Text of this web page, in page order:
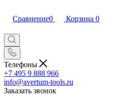
Сравнение0 Корзина 0
Телефоны
+7 495 9 888 966
info@avertum-tools.ru
Заказать звонок